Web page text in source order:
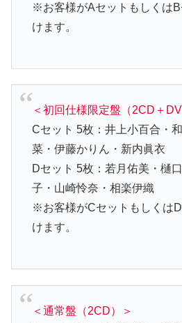
※お客様がAセットもしくは
けます。
＜初回仕様限定盤（2CD＋
Cセット 5枚：井上小百合・
菜・伊藤かりん・新内眞衣
Dセット 5枚：若月佑美・樋
子・山崎怜奈・相楽伊織
※お客様がCセットもしくは
けます。
＜通常盤（2CD）＞